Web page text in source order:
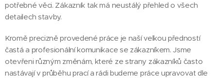
potřebné věci. Zákazník tak má neustálý přehled o všech
detailech stavby.
Kromě precizně provedené práce je naší velkou předností
častá a profesionální komunikace se zákazníkem. Jsme
otevřeni různým změnám, které ze strany zákazníků často
nastávají v průběhu prací a rádi budeme práce upravovat dle